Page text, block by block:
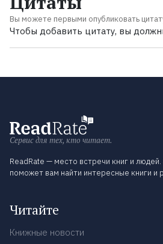
Вы можете первыми опубликовать
Чтобы добавить цитату, вы
Сервис для тех, кто читает.
ReadRate — место встречи книг и
поможет вам найти интересные книги и
Читайте
Книжные новости